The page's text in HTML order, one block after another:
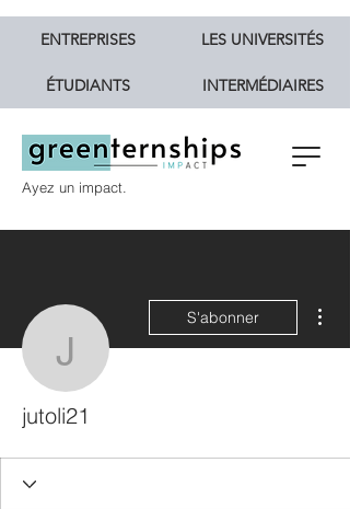
Ayez un impact.
ENTREPRISES LES UNIVERSITÉS
ÉTUDIANTS INTERMÉDIAIRES
jutoli21
S'abonner
jutoli21